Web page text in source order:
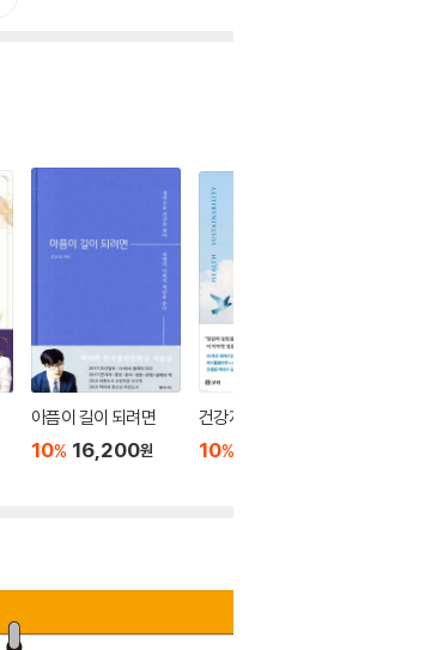
아픔이 길이 되려면
10% 16,200원
건강지속력
10%